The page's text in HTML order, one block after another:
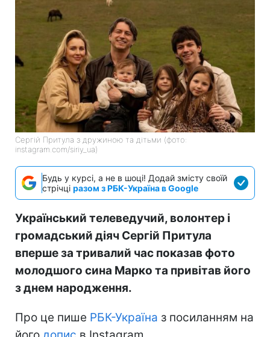
Сергій Притула з дружиною та дітьми (фото:
instagram.com/siriy_ua)
Будь у курсі, а не в шоці! Додай змісту своїй
стрічці разом з РБК-Україна в Google
Український телеведучий, волонтер і
громадський діяч Сергій Притула
вперше за тривалий час показав фото
молодшого сина Марко та привітав його
з днем народження.
Про це пише РБК-Україна з посиланням на